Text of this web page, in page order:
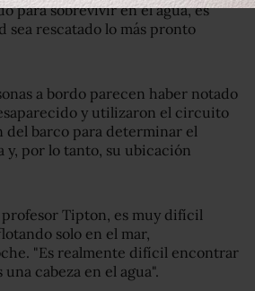
para sobrevivir en el agua, es
sea rescatado lo más pronto
a bordo parecen haber notado
y utilizaron el circuito
del barco para determinar el
y, por lo tanto, su ubicación
Tipton, es muy difícil
solo en el mar,
"Es realmente difícil encontrar
cabeza en el agua".